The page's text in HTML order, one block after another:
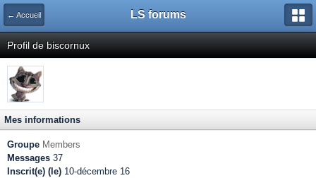
← Accueil LS forums
Profil de biscornux
Mes informations
Groupe Members
Messages 37
Inscrit(e) (le) 10-décembre 16